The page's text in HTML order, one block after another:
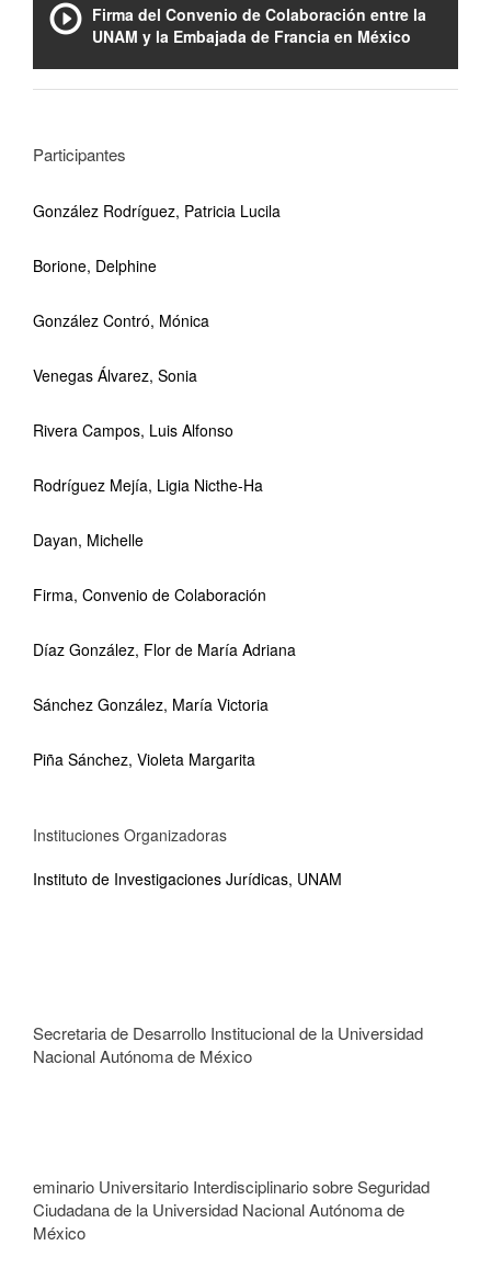
Firma del Convenio de Colaboración entre la
UNAM y la Embajada de Francia en México
Participantes
González Rodríguez, Patricia Lucila
Borione, Delphine
González Contró, Mónica
Venegas Álvarez, Sonia
Rivera Campos, Luis Alfonso
Rodríguez Mejía, Ligia Nicthe-Ha
Dayan, Michelle
Firma, Convenio de Colaboración
Díaz González, Flor de María Adriana
Sánchez González, María Victoria
Piña Sánchez, Violeta Margarita
Instituciones Organizadoras
Instituto de Investigaciones Jurídicas, UNAM
Secretaria de Desarrollo Institucional de la Universidad
Nacional Autónoma de México
eminario Universitario Interdisciplinario sobre Seguridad
Ciudadana de la Universidad Nacional Autónoma de
México